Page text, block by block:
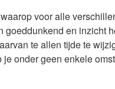
voor alle
en inzicht
te allen tijde te
onder geen enkele